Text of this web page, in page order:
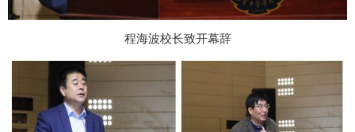
程海波校长致开幕辞